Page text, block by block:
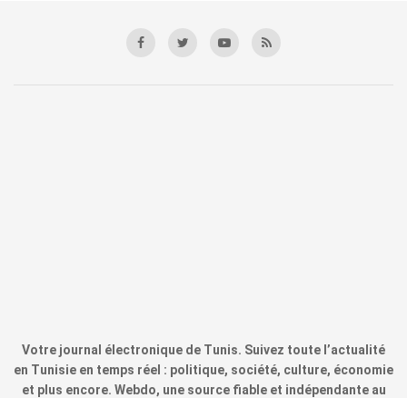
Votre journal électronique de Tunis. Suivez toute l’actualité
en Tunisie en temps réel : politique, société, culture, économie
et plus encore. Webdo, une source fiable et indépendante au